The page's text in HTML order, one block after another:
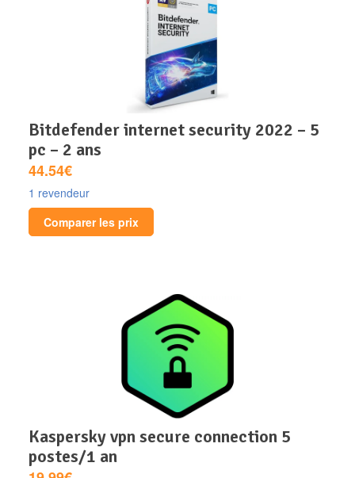
bitdefender internet security 2022 – 5
pc – 2 ans
44.54€
1 revendeur
Comparer les prix
kaspersky vpn secure connection 5
postes/1 an